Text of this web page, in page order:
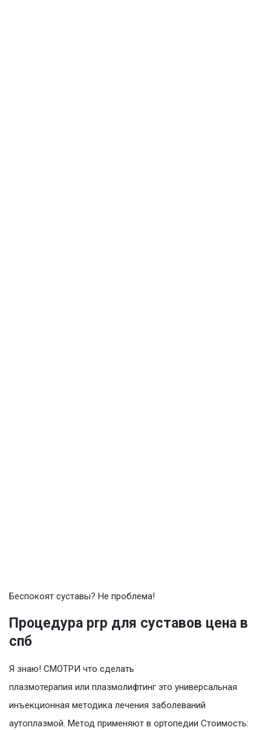
Беспокоят суставы? Не проблема!
Процедура prp для суставов цена в
спб
Я знаю! СМОТРИ что сделать
плазмотерапия или плазмолифтинг это универсальная
инъекционная методика лечения заболеваний
аутоплазмой. Метод применяют в ортопедии Стоимость: